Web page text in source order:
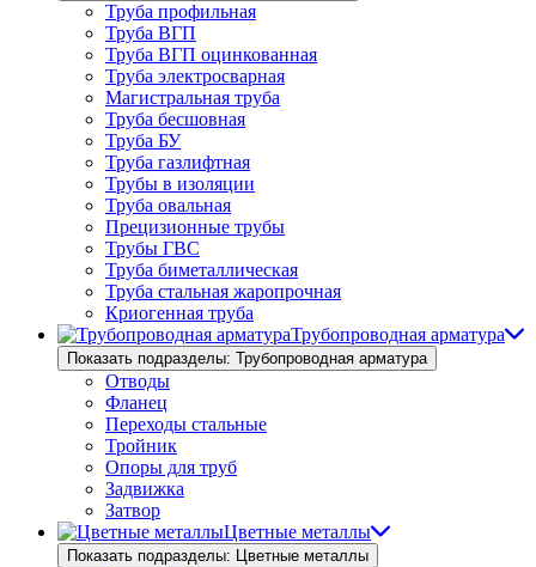
Труба профильная
Труба ВГП
Труба ВГП оцинкованная
Труба электросварная
Магистральная труба
Труба бесшовная
Труба БУ
Труба газлифтная
Трубы в изоляции
Труба овальная
Прецизионные трубы
Трубы ГВС
Труба биметаллическая
Труба стальная жаропрочная
Криогенная труба
Трубопроводная арматура
Показать подразделы: Трубопроводная арматура
Отводы
Фланец
Переходы стальные
Тройник
Опоры для труб
Задвижка
Затвор
Цветные металлы
Показать подразделы: Цветные металлы